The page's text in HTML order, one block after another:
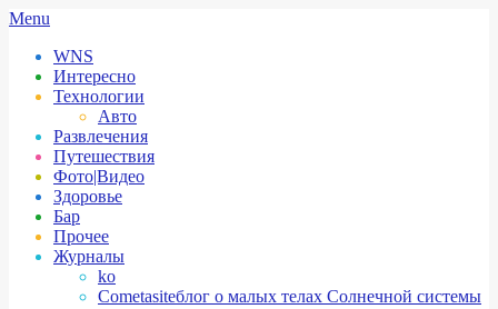
Skip
content
Secondary
Menu
Menu
WNS
Интересно
Технологии
Авто
Развлечения
Путешествия
Фото|Видео
Здоровье
Бар
Прочее
Журналы
ko
Cometasiteблог о малых телах Солнечной системы